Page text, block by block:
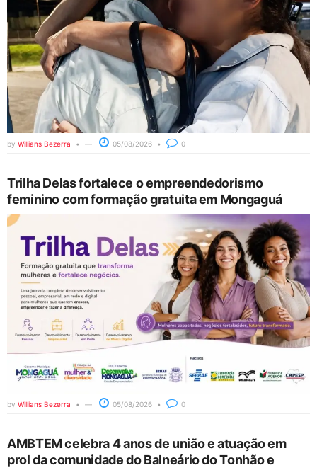
by Willians Bezerra 05/08/2026 0
Trilha Delas fortalece o empreendedorismo
feminino com formação gratuita em Mongaguá
by Willians Bezerra 05/08/2026 0
AMBTEM celebra 4 anos de união e atuação em
prol da comunidade do Balneário do Tonhão e